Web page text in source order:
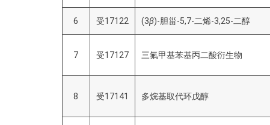
6 受17122 (3β)-胆甾-5,7-二烯-3,25-二醇
7 受17127 三氟甲基苯基丙二酸衍生物
8 受17141 多烷基取代环戊醇